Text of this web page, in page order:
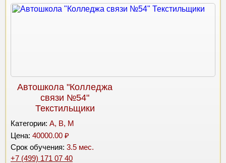
Автошкола "Колледжа
связи №54"
Текстильщики
Категории: A, B, M
Цена: 40000.00 ₽
Срок обучения: 3.5 мес.
+7 (499) 171 07 40